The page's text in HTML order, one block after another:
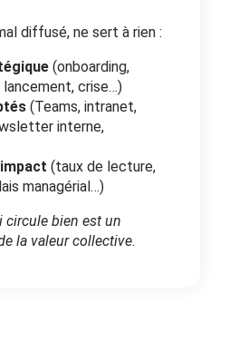
diffusé, ne sert à rien :
(onboarding,
lancement, crise…)
(Teams, intranet,
interne,
(taux de lecture,
managérial…)
circule bien est un
la valeur collective.